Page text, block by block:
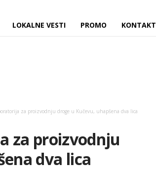
LOKALNE VESTI PROMO KONTAKT
za proizvodnju droge u Kučevu, uhapšena dva lica
za proizvodnju
dva lica